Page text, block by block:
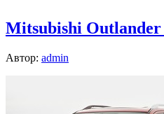
Mitsubishi
Автор: admin